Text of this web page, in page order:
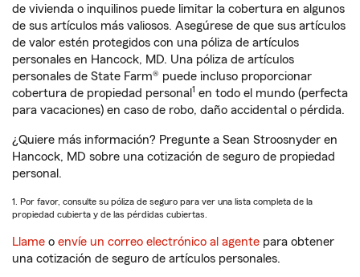
de vivienda o inquilinos puede limitar la cobertura en algunos
de sus artículos más valiosos. Asegúrese de que sus artículos
de valor estén protegidos con una póliza de artículos
personales en Hancock, MD. Una póliza de artículos
personales de State Farm® puede incluso proporcionar
cobertura de propiedad personal 1 en todo el mundo (perfecta
para vacaciones) en caso de robo, daño accidental o pérdida.
¿Quiere más información? Pregunte a Sean Stroosnyder en
Hancock, MD sobre una cotización de seguro de propiedad
personal.
1. Por favor, consulte su póliza de seguro para ver una lista completa de la
propiedad cubierta y de las pérdidas cubiertas.
Llame o envíe un correo electrónico al agente para obtener
una cotización de seguro de artículos personales.